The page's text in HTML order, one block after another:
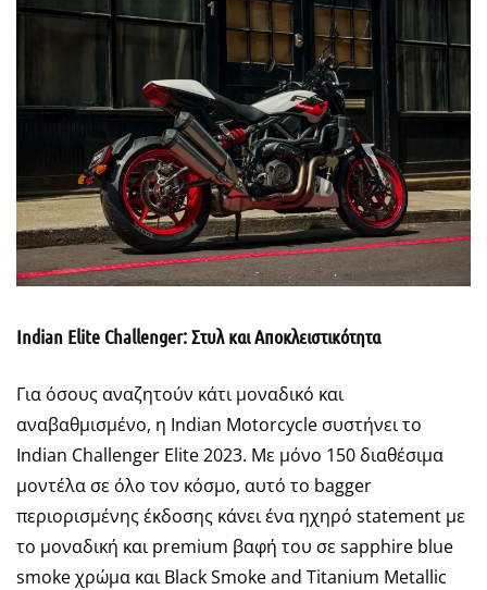
Indian Elite Challenger: Στυλ και Αποκλειστικότητα
Για όσους αναζητούν κάτι μοναδικό και
αναβαθμισμένο, η Indian Motorcycle συστήνει το
Indian Challenger Elite 2023. Με μόνο 150 διαθέσιμα
μοντέλα σε όλο τον κόσμο, αυτό το bagger
περιορισμένης έκδοσης κάνει ένα ηχηρό statement με
το μοναδική και premium βαφή του σε sapphire blue
smoke χρώμα και Black Smoke and Titanium Metallic